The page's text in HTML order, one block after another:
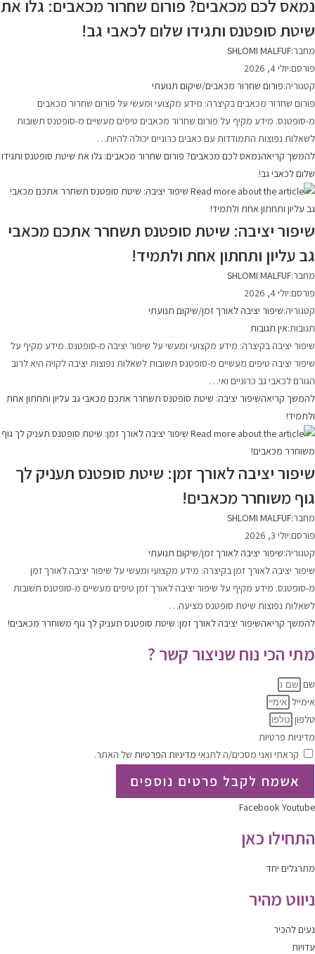
נמאס לכם מכאבים? פורום שחרור מכאבים: גלו את
שיטת סופטנס ותגידו שלום לכאבי גב!
מחבר:SHLOMI MALFUF
פורסם:יולי 4, 2026
קטגוריה:פורום שחרור מכאבים/שיקום תנועתי
פורום שחרור מכאבים בקיצרה: מידע מקצועי ומעשי על פורום שחרור מכאבים
מ-סופטנס. מידע מקיף על פורום שחרור מכאבים טיפים מעשיים מ-סופטנס תשובות
לשאלות נפוצות התמודדות עם כאבים כרוניים יכולה להיות…
להמשך קריאהנמאס לכם מכאבים? פורום שחרור מכאבים: גלו את שיטת סופטנס ותגידו
שלום לכאבי גב!
שיפור יציבה: שיטת סופטנס תשחרר אתכם מכאבי
גב עליון ותחתון אחת ולתמיד!
מחבר:SHLOMI MALFUF
פורסם:יולי 4, 2026
קטגוריה:שיפור יציבה לאורך זמן/שיקום תנועתי
תגובות:אין תגובות
שיפור יציבה בקיצרה: מידע מקצועי ומעשי על שיפור יציבה מ-סופטנס. מידע מקיף על
שיפור יציבה טיפים מעשיים מ-סופטנס תשובות לשאלות נפוצות יציבה לקויה היא לרוב
הגורם לכאבי גב כרוניים ואי…
להמשך קריאהשיפור יציבה: שיטת סופטנס תשחרר אתכם מכאבי גב עליון ותחתון אחת
ולתמיד!
שיפור יציבה לאורך זמן: שיטת סופטנס תעניק לך
גוף משוחרר מכאבים!
מחבר:SHLOMI MALFUF
פורסם:יולי 3, 2026
קטגוריה:שיפור יציבה לאורך זמן/שיקום תנועתי
שיפור יציבה לאורך זמן בקיצרה: מידע מקצועי ומעשי על שיפור יציבה לאורך זמן
מ-סופטנס. מידע מקיף על שיפור יציבה לאורך זמן טיפים מעשיים מ-סופטנס תשובות
לשאלות נפוצות שיטת סופטנס מציעה…
להמשך קריאהשיפור יציבה לאורך זמן: שיטת סופטנס תעניק לך גוף משוחרר מכאבים!
מתי הכי נוח שניצור קשר ?
שם
אימייל
טלפון
מדיניות פרטיות
קראתי ואני מסכים/ה לתנאי מדיניות הפרטיות של האתר.
אשמח לקבל פרטים נוספים
FacebookYoutube
התחילו כאן
מתרגלים יחד
ניווט מהיר
נעים להכיר
עדויות